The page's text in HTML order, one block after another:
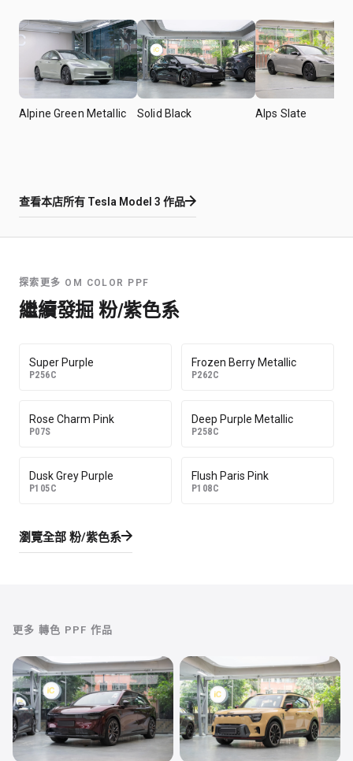
Alpine Green Metallic Solid Black Alps Slate
查看本店所有 Tesla Model 3 作品
探索更多 OM COLOR PPF
繼續發掘 粉/紫色系
Super Purple
P256C
Frozen Berry Metallic
P262C
Rose Charm Pink
P07S
Deep Purple Metallic
P258C
Dusk Grey Purple
P105C
Flush Paris Pink
P108C
瀏覽全部 粉/紫色系
更多 轉色 PPF 作品